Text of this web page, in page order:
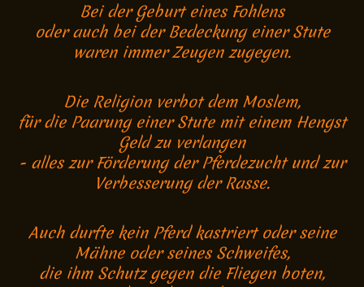
Bei der Geburt eines Fohlens
oder auch bei der Bedeckung einer Stute
waren immer Zeugen zugegen.
Die Religion verbot dem Moslem,
für die Paarung einer Stute mit einem Hengst
Geld zu verlangen
- alles zur Förderung der Pferdezucht und zur
Verbesserung der Rasse.
Auch durfte kein Pferd kastriert oder seine
Mähne oder seines Schweifes,
die ihm Schutz gegen die Fliegen boten,